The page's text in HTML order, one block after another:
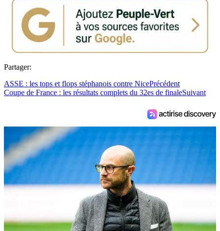
Partager:
ASSE : les tops et flops stéphanois contre NicePrécédent
Coupe de France : les résultats complets du 32es de finaleSuivant